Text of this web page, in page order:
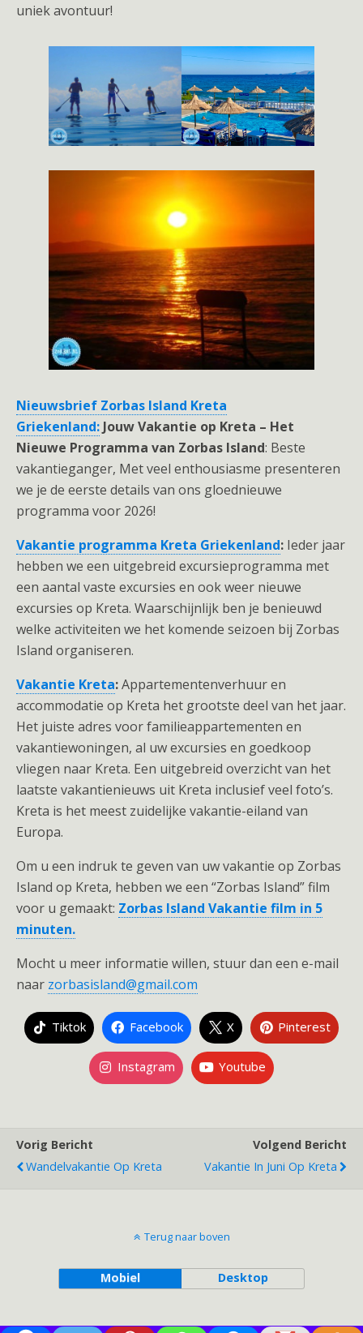
uniek avontuur!
Nieuwsbrief Zorbas Island Kreta
Griekenland: Jouw Vakantie op Kreta – Het
Nieuwe Programma van Zorbas Island: Beste
vakantieganger, Met veel enthousiasme presenteren
we je de eerste details van ons gloednieuwe
programma voor 2026!
Vakantie programma Kreta Griekenland: Ieder jaar
hebben we een uitgebreid excursieprogramma met
een aantal vaste excursies en ook weer nieuwe
excursies op Kreta. Waarschijnlijk ben je benieuwd
welke activiteiten we het komende seizoen bij Zorbas
Island organiseren.
Vakantie Kreta:Appartementenverhuur en
accommodatie op Kreta het grootste deel van het jaar.
Het juiste adres voor familieappartementen en
vakantiewoningen, al uw excursies en goedkoop
vliegen naar Kreta. Een uitgebreid overzicht van het
laatste vakantienieuws uit Kreta inclusief veel foto’s.
Kreta is het meest zuidelijke vakantie-eiland van
Europa.
Om u een indruk te geven van uw vakantie op Zorbas
Island op Kreta, hebben we een “Zorbas Island” film
voor u gemaakt: Zorbas Island Vakantie film in 5
minuten.
Mocht u meer informatie willen, stuur dan een e-mail
naar zorbasisland@gmail.com
Tiktok Facebook X Pinterest
Instagram Youtube
Vorig Bericht
Wandelvakantie Op Kreta
Volgend Bericht
Vakantie In Juni Op Kreta
Terug naar boven
Mobiel Desktop